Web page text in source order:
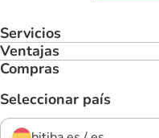
Servicios
Ventajas
Compras
Seleccionar país